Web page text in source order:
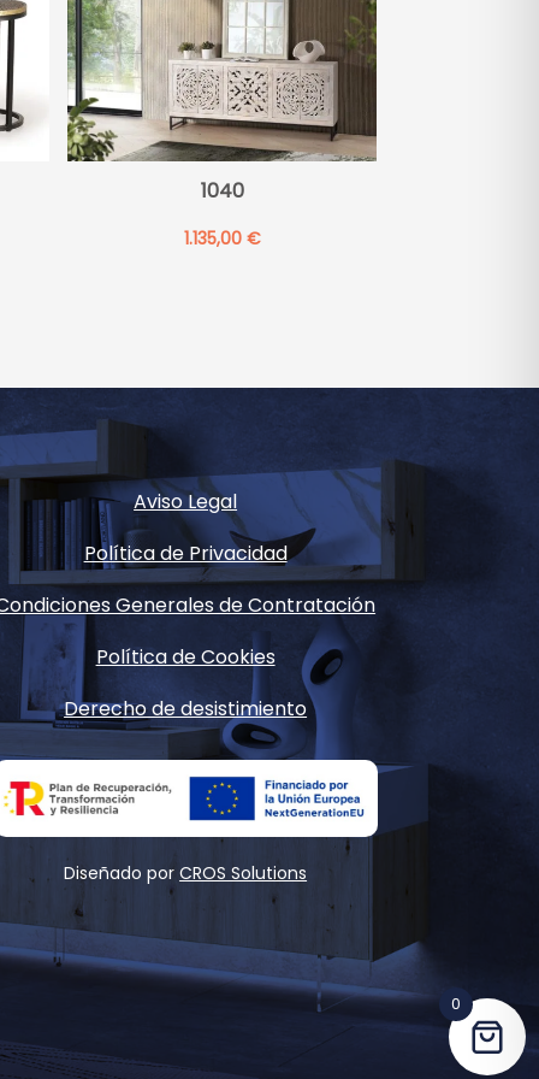
1040
1.135,00 €
Aviso Legal
Política de Privacidad
Generales de Contratación
Política de Cookies
Derecho de desistimiento
Diseñado porCROS Solutions
0